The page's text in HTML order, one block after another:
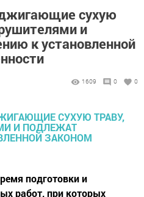
сухую
и
к установленной
1609 0 0
подготовки и
работ, при которых